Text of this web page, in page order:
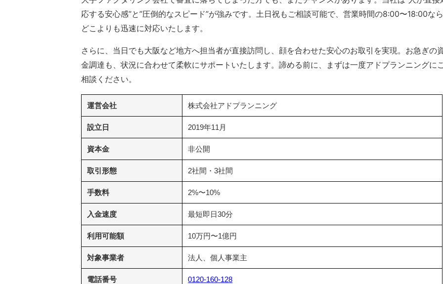
応する安心感”と”圧倒的なスピード”が強みです。土日祝もご相談可能で、営業時間の8:00〜18:00なら
どこよりも迅速に対応いたします。
さらに、当日でも大阪など地方へ担当者が直接訪問し、顔を合わせた安心のお取引を実現。お急ぎの
金調達も、状況に合わせて柔軟にサポートいたします。諦める前に、まずは一度アドプランニングに
相談ください。
運営会社 株式会社アドプランニング
設立日 2019年11月
資本金 非公開
取引形態 2社間・3社間
手数料 2%〜10%
入金速度 最短即日30分
利用可能額 10万円〜1億円
対象事業者 法人、個人事業主
電話番号 0120-160-128